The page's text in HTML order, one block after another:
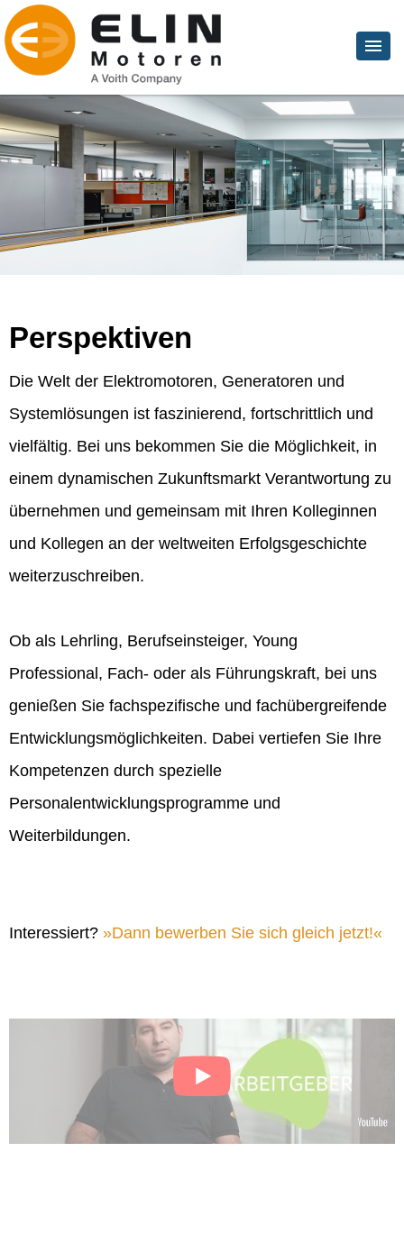
Perspektiven
Die Welt der Elektromotoren, Generatoren und
Systemlösungen ist faszinierend, fortschrittlich und
vielfältig. Bei uns bekommen Sie die Möglichkeit, in
einem dynamischen Zukunftsmarkt Verantwortung zu
übernehmen und gemeinsam mit Ihren Kolleginnen
und Kollegen an der weltweiten Erfolgsgeschichte
weiterzuschreiben.
Ob als Lehrling, Berufseinsteiger, Young
Professional, Fach- oder als Führungskraft, bei uns
genießen Sie fachspezifische und fachübergreifende
Entwicklungsmöglichkeiten. Dabei vertiefen Sie Ihre
Kompetenzen durch spezielle
Personalentwicklungsprogramme und
Weiterbildungen.
Interessiert? Dann bewerben Sie sich gleich jetzt!